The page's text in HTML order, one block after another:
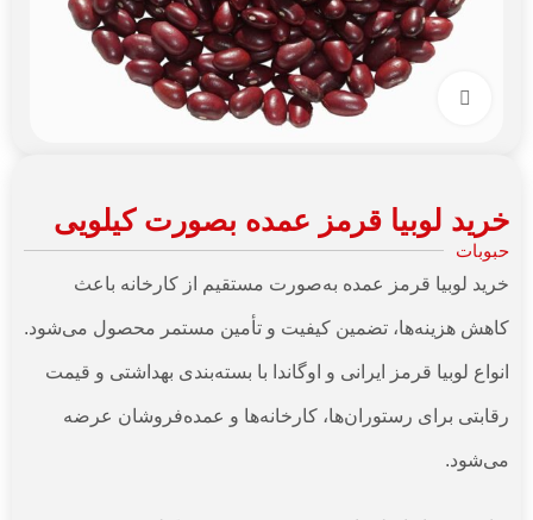
برای بزرگنمایی کلیک کنید
خرید لوبیا قرمز عمده بصورت کیلویی
حبوبات
خرید لوبیا قرمز عمده به‌صورت مستقیم از کارخانه باعث
کاهش هزینه‌ها، تضمین کیفیت و تأمین مستمر محصول می‌شود.
انواع لوبیا قرمز ایرانی و اوگاندا با بسته‌بندی بهداشتی و قیمت
رقابتی برای رستوران‌ها، کارخانه‌ها و عمده‌فروشان عرضه
می‌شود.